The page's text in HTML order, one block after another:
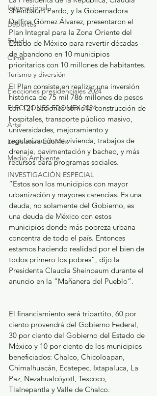
Internacional
Deportes
Salud
Clima
Turismo y diversión
Elecciones presidenciales 2024
ELECCIONES EDOMEX 2024
Arte
Legislatura EdoMéx
Medio Ambiente
INVESTIGACIÓN ESPECIAL
Sheinbaum Pardo, y la Gobernadora
Delfina Gómez Álvarez, presentaron el
Plan Integral para la Zona Oriente del
Estado de México para revertir décadas
de abandono en 10 municipios
prioritarios con 10 millones de habitantes.
El Plan consiste en realizar una inversión
histórica de 75 mil 786 millones de pesos
con 121 acciones como la construcción de
hospitales, transporte público masivo,
universidades, mejoramiento y
regularización de vivienda, trabajos de
drenaje, pavimentación y bacheo, y más
recursos para programas sociales.
“Estos son los municipios con mayor
urbanización y mayores carencias. Es una
deuda, no solamente del Gobierno, es
una deuda de México con estos
municipios donde más pobreza urbana
concentra de todo el país. Entonces
estamos haciendo realidad por el bien de
todos primero los pobres”, dijo la
Presidenta Claudia Sheinbaum durante el
anuncio en la “Mañanera del Pueblo”.
El financiamiento será tripartito, 60 por
ciento provendrá del Gobierno Federal,
30 por ciento del Gobierno del Estado de
México y 10 por ciento de los municipios
beneficiados: Chalco, Chicoloapan,
Chimalhuacán, Ecatepec, Ixtapaluca, La
Paz, Nezahualcóyotl, Texcoco,
Tlalnepantla y Valle de Chalco.